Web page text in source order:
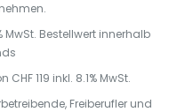
MwSt. Bestellwert innerhalb
119 inkl. 8.1% MwSt.
Freiberufler und